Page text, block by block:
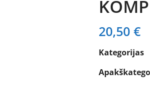
20,50 €
Kategorijas